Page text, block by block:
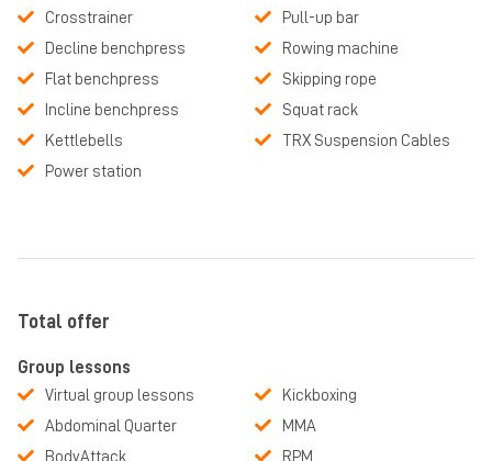
Crosstrainer
Decline benchpress
Flat benchpress
Incline benchpress
Kettlebells
Power station
Pull-up bar
Rowing machine
Skipping rope
Squat rack
TRX Suspension Cables
Total offer
Group lessons
Virtual group lessons
Abdominal Quarter
BodyAttack
Kickboxing
MMA
RPM